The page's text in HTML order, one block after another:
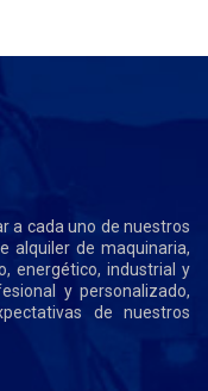
a cada uno de nuestros
alquiler de maquinaria,
energético, industrial y
y personalizado,
de nuestros